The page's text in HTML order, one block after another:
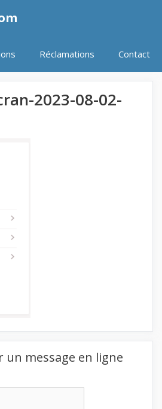
Réclamations Contact
2023-08-02-
un message en ligne